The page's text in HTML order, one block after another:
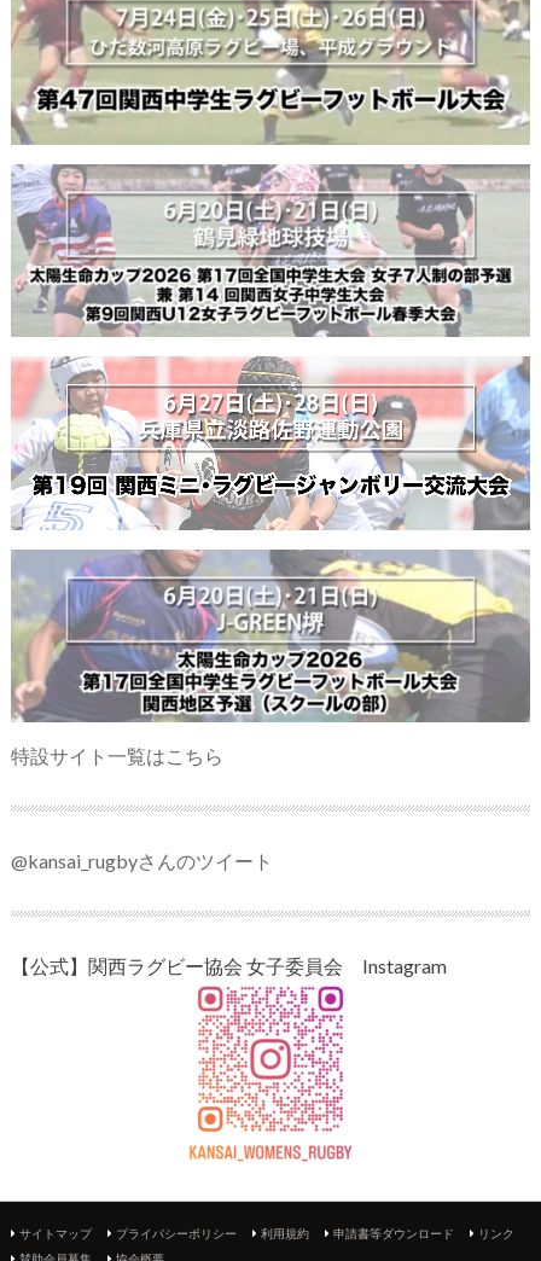
特設サイト一覧はこちら
@kansai_rugbyさんのツイート
【公式】関西ラグビー協会 女子委員会 Instagram
サイトマップ プライバシーポリシー 利用規約 申請書等ダウンロード
リンク